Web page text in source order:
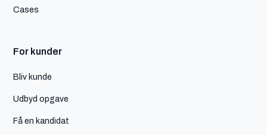
Cases
For kunder
Bliv kunde
Udbyd opgave
Få en kandidat